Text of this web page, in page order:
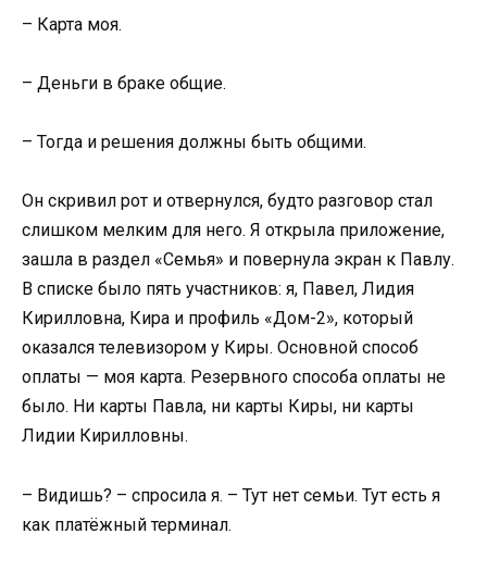
– Карта моя.
– Деньги в браке общие.
– Тогда и решения должны быть общими.
Он скривил рот и отвернулся, будто разговор стал
слишком мелким для него. Я открыла приложение,
зашла в раздел «Семья» и повернула экран к Павлу.
В списке было пять участников: я, Павел, Лидия
Кирилловна, Кира и профиль «Дом-2», который
оказался телевизором у Киры. Основной способ
оплаты — моя карта. Резервного способа оплаты не
было. Ни карты Павла, ни карты Киры, ни карты
Лидии Кирилловны.
– Видишь? – спросила я. – Тут нет семьи. Тут есть я
как платёжный терминал.